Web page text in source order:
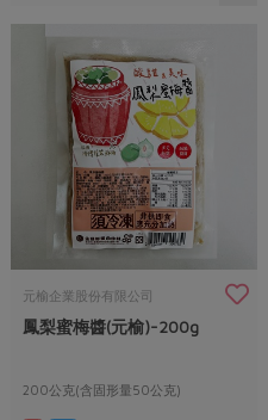
元榆企業股份有限公司
鳳梨蜜梅醬(元榆)-200g
200公克(含固形量50公克)